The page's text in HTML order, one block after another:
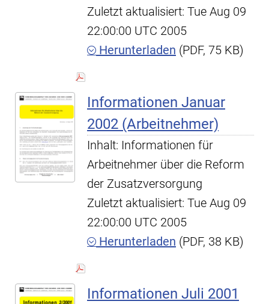
Zuletzt aktualisiert: Tue Aug 09
22:00:00 UTC 2005
Herunterladen (PDF, 75 KB)
Informationen Januar
2002 (Arbeitnehmer)
Inhalt: Informationen für
Arbeitnehmer über die Reform
der Zusatzversorgung
Zuletzt aktualisiert: Tue Aug 09
22:00:00 UTC 2005
Herunterladen (PDF, 38 KB)
Informationen Juli 2001